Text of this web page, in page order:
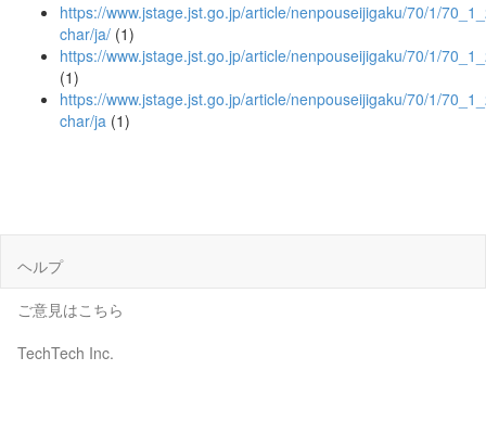
https://www.jstage.jst.go.jp/article/nenpouseijigaku/70/1/
char/ja/ (1)
https://www.jstage.jst.go.jp/article/nenpouseijigaku/70/1/
(1)
https://www.jstage.jst.go.jp/article/nenpouseijigaku/70/1/
char/ja (1)
ヘルプ
ご意見はこちら
TechTech Inc.